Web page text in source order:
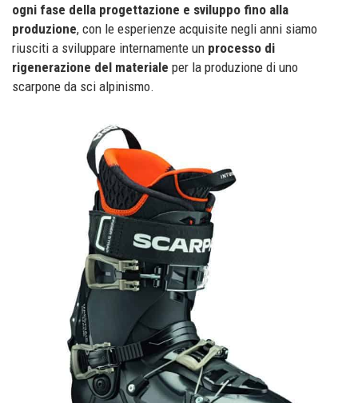
ogni fase della progettazione e sviluppo fino alla
produzione, con le esperienze acquisite negli anni siamo
riusciti a sviluppare internamente un processo di
rigenerazione del materiale per la produzione di uno
scarpone da sci alpinismo.